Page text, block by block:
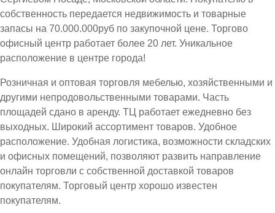
собственность передается недвижимость и товарные
запасы на 70.000.000руб по закупочной цене. Торгово
офисный центр работает более 20 лет. Уникальное
расположение в центре города!
Розничная и оптовая торговля мебелью, хозяйственными и
другими непродовольственными товарами. Часть
площадей сдано в аренду. ТЦ работает ежедневно без
выходных. Широкий ассортимент товаров. Удобное
расположение. Удобная логистика, возможности складских
и офисных помещений, позволяют развить направление
онлайн торговли с собственной доставкой товаров
покупателям. Торговый центр хорошо известен
покупателям.